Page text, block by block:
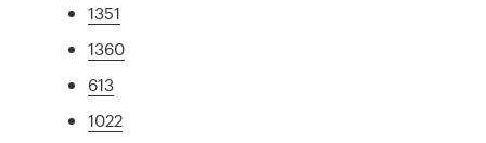
1351
1360
613
1022